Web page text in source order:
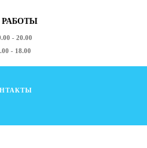
РАБОТЫ
- 20.00
- 18.00